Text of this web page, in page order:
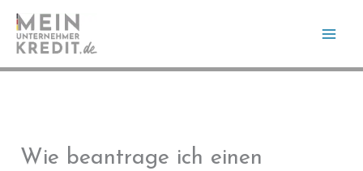
Inhalt
springen
Wie beantrage ich einen